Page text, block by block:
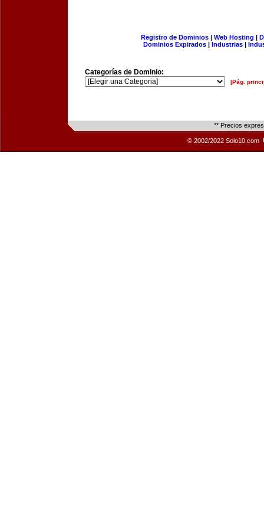
Registro de Dominios| Web Hosting |
Dominios Expirados | Industrias |
Categorías de Dominio:
[Pág.
** Precios
© 2002/2022 Solo10.com